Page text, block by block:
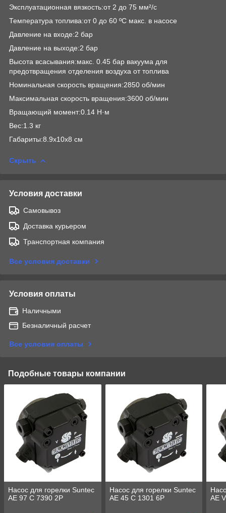
Эксплуатационная вязкость:от 2 до 75 мм²/с
Температура топлива:от 0 до 60 ºC макс. в насосе
Давление на входе:2 бар
Давление на выходе:2 бар
Высота всасывания:макс. 0.45 бар вакуума для
предотвращения отделения воздуха от топлива
Номинальная скорость вращения:2850 об/мин
Максимальная скорость вращения:3600 об/мин
Вращающий момент:0.14 Н·м
Вес:1.3 кг
Габариты:8.9x10x8 см
Скрыть
Условия доставки
Самовывоз
Доставка курьером
Транспортная компания
Все условия доставки
Условия оплаты
Наличными
Безналичный расчет
Все условия оплаты
Подобные товары компании
Насос для горелки Suntec
AE 97 C 7390 2P
Насос для горелки Suntec
AE 45 C 1301 6P
AE